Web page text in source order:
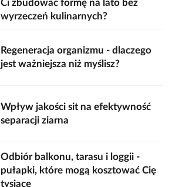
Ci zbudować formę na lato bez
wyrzeczeń kulinarnych?
Regeneracja organizmu - dlaczego
jest ważniejsza niż myślisz?
Wpływ jakości sit na efektywność
separacji ziarna
Odbiór balkonu, tarasu i loggii -
pułapki, które mogą kosztować Cię
tysiące